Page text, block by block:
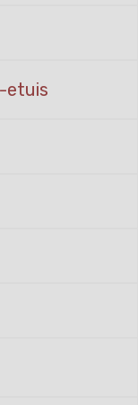
etuis